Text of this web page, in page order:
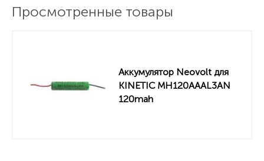
Просмотренные товары
Аккумулятор Neovolt для
KINETIC MH120AAAL3AN
120mah